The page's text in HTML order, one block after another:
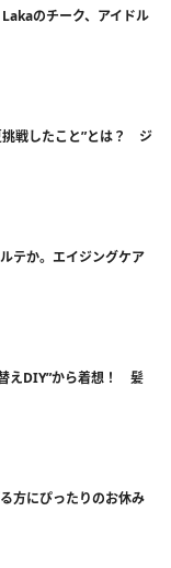
Lakaのチーク、アイドル
挑戦したこと”とは？ ジ
テか。エイジングケア
えDIY”から着想！ 髪
方にぴったりのお休み